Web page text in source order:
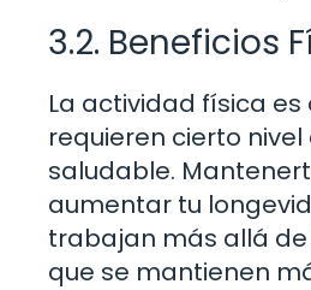
3.2. Beneficios
La actividad física
requieren cierto
saludable.
aumentar tu
trabajan más allá de
que se mantienen